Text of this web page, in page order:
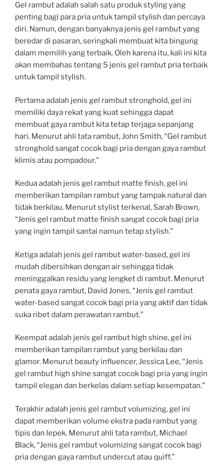
Gel rambut adalah salah satu produk styling yang
penting bagi para pria untuk tampil stylish dan percaya
diri. Namun, dengan banyaknya jenis gel rambut yang
beredar di pasaran, seringkali membuat kita bingung
dalam memilih yang terbaik. Oleh karena itu, kali ini kita
akan membahas tentang 5 jenis gel rambut pria terbaik
untuk tampil stylish.
Pertama adalah jenis gel rambut stronghold, gel ini
memiliki daya rekat yang kuat sehingga dapat
membuat gaya rambut kita tetap terjaga sepanjang
hari. Menurut ahli tata rambut, John Smith, “Gel rambut
stronghold sangat cocok bagi pria dengan gaya rambut
klimis atau pompadour.”
Kedua adalah jenis gel rambut matte finish, gel ini
memberikan tampilan rambut yang tampak natural dan
tidak berkilau. Menurut stylist terkenal, Sarah Brown,
“Jenis gel rambut matte finish sangat cocok bagi pria
yang ingin tampil santai namun tetap stylish.”
Ketiga adalah jenis gel rambut water-based, gel ini
mudah dibersihkan dengan air sehingga tidak
meninggalkan residu yang lengket di rambut. Menurut
penata gaya rambut, David Jones, “Jenis gel rambut
water-based sangat cocok bagi pria yang aktif dan tidak
suka ribet dalam perawatan rambut.”
Keempat adalah jenis gel rambut high shine, gel ini
memberikan tampilan rambut yang berkilau dan
glamor. Menurut beauty influencer, Jessica Lee, “Jenis
gel rambut high shine sangat cocok bagi pria yang ingin
tampil elegan dan berkelas dalam setiap kesempatan.”
Terakhir adalah jenis gel rambut volumizing, gel ini
dapat memberikan volume ekstra pada rambut yang
tipis dan lepek. Menurut ahli tata rambut, Michael
Black, “Jenis gel rambut volumizing sangat cocok bagi
pria dengan gaya rambut undercut atau quiff.”